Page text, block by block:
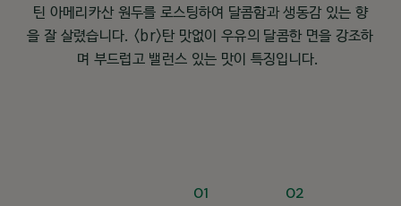
틴 아메리카산 원두를 로스팅하여 달콤함과 생동감 있는 향
을 잘 살렸습니다. <br>탄 맛없이 우유의 달콤한 면을 강조하
며 부드럽고 밸런스 있는 맛이 특징입니다.
01 02